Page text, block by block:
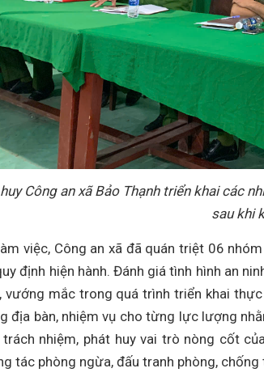
Công an xã Bảo Thạnh triển khai các
sau khi
việc, Công an xã đã quán triệt 06
định hiện hành. Đánh giá tình hình an
vướng mắc trong quá trình triển khai
địa bàn, nhiệm vụ cho từng lực lượng
trách nhiệm, phát huy vai trò nòng cốt
tác phòng ngừa, đấu tranh phòng, chống